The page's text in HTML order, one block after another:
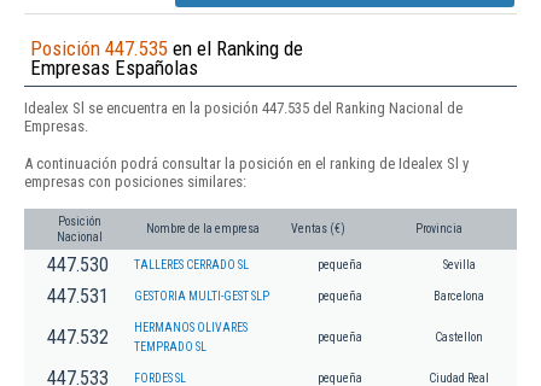
Posición 447.535 en el Ranking de
Empresas Españolas
Idealex Sl se encuentra en la posición 447.535 del Ranking Nacional de
Empresas.
A continuación podrá consultar la posición en el ranking de Idealex Sl y
empresas con posiciones similares:
Posición
Nacional
Nombre de la empresa Ventas (€) Provincia
447.530 TALLERES CERRADO SL pequeña Sevilla
447.531 GESTORIA MULTI-GEST SLP pequeña Barcelona
447.532
HERMANOS OLIVARES
TEMPRADO SL
pequeña Castellon
447.533 FORDES SL pequeña Ciudad Real